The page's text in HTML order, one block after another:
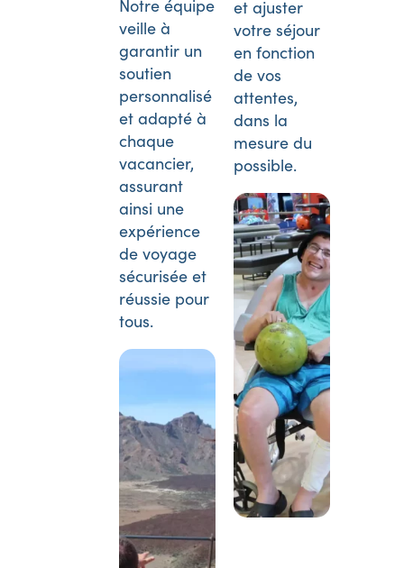
Notre équipe
veille à
garantir un
soutien
personnalisé
et adapté à
chaque
vacancier,
assurant
ainsi une
expérience
de voyage
sécurisée et
réussie pour
tous.
et ajuster
votre séjour
en fonction
de vos
attentes,
dans la
mesure du
possible.